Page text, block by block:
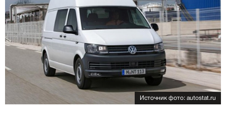
Источник фото: autostat.ru